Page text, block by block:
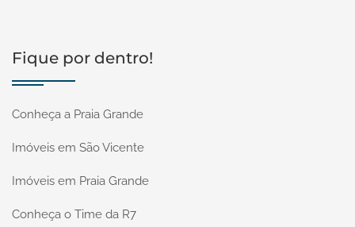
Fique por dentro!
Conheça a Praia Grande
Imóveis em São Vicente
Imóveis em Praia Grande
Conheça o Time da R7